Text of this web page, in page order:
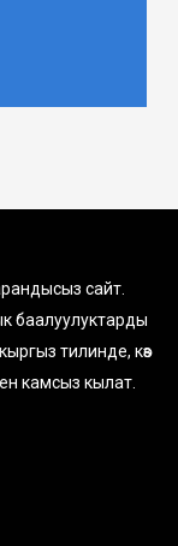
сайт.
баалуулуктарды
тилинде, көз
камсыз кылат.